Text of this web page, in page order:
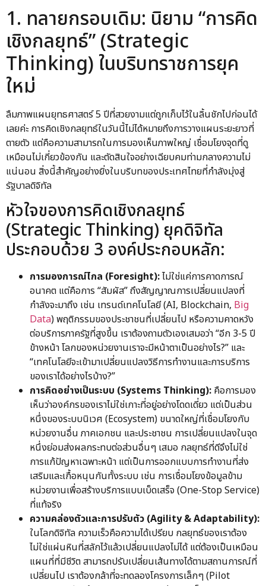
1. ทลายกรอบเดิม: นิยาม “การคิด
เชิงกลยุทธ์” (Strategic
Thinking) ในบริบทราชการยุค
ใหม่
ลืมภาพแผนยุทธศาสตร์ 5 ปีที่สวยงามแต่ถูกเก็บไว้ในลิ้นชักไปก่อนได้
เลยค่ะ การคิดเชิงกลยุทธ์ในวันนี้ไม่ได้หมายถึงการวางแผนระยะยาวที่
ตายตัว แต่คือความสามารถในการมองเห็นภาพใหญ่ เชื่อมโยงจุดที่ดู
เหมือนไม่เกี่ยวข้องกัน และตัดสินใจอย่างเฉียบคมท่ามกลางความไม่
แน่นอน สิ่งนี้สำคัญอย่างยิ่งในบริบทของประเทศไทยที่กำลังมุ่งสู่
รัฐบาลดิจิทัล
หัวใจของการคิดเชิงกลยุทธ์
(Strategic Thinking) ยุคดิจิทัล
ประกอบด้วย 3 องค์ประกอบหลัก:
การมองการณ์ไกล (Foresight):ไม่ใช่แค่การคาดการณ์
อนาคต แต่คือการ “สัมผัส” ถึงสัญญาณการเปลี่ยนแปลงที่
กำลังจะมาถึง เช่น เทรนด์เทคโนโลยี (AI, Blockchain, Big
Data) พฤติกรรมของประชาชนที่เปลี่ยนไป หรือความคาดหวัง
ต่อบริการภาครัฐที่สูงขึ้น เราต้องถามตัวเองเสมอว่า “อีก 3-5 ปี
ข้างหน้า โลกของหน่วยงานเราจะมีหน้าตาเป็นอย่างไร?” และ
“เทคโนโลยีจะเข้ามาเปลี่ยนแปลงวิธีการทำงานและการบริการ
ของเราได้อย่างไรบ้าง?”
การคิดอย่างเป็นระบบ (Systems Thinking): คือการมอง
เห็นว่าองค์กรของเราไม่ใช่เกาะที่อยู่อย่างโดดเดี่ยว แต่เป็นส่วน
หนึ่งของระบบนิเวศ (Ecosystem) ขนาดใหญ่ที่เชื่อมโยงกับ
หน่วยงานอื่น ภาคเอกชน และประชาชน การเปลี่ยนแปลงในจุด
หนึ่งย่อมส่งผลกระทบต่อส่วนอื่นๆ เสมอ กลยุทธ์ที่ดีจึงไม่ใช่
การแก้ปัญหาเฉพาะหน้า แต่เป็นการออกแบบการทำงานที่ส่ง
เสริมและเกื้อหนุนกันทั้งระบบ เช่น การเชื่อมโยงข้อมูลข้าม
หน่วยงานเพื่อสร้างบริการแบบเบ็ดเสร็จ (One-Stop Service)
ที่แท้จริง
ความคล่องตัวและการปรับตัว (Agility & Adaptability):
ในโลกดิจิทัล ความเร็วคือความได้เปรียบ กลยุทธ์ของเราต้อง
ไม่ใช่แผ่นหินที่สลักไว้แล้วเปลี่ยนแปลงไม่ได้ แต่ต้องเป็นเหมือน
แผนที่ที่มีชีวิต สามารถปรับเปลี่ยนเส้นทางได้ตามสถานการณ์ที่
เปลี่ยนไป เราต้องกล้าที่จะทดลองโครงการเล็กๆ (Pilot